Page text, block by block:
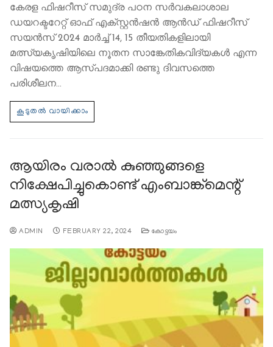
കേരള ഫിഷറീസ് സമുദ്ര പഠന സര്‍വകലാശാല
ഡയറക്ടറേറ്റ് ഓഫ് എക്സ്റ്റന്‍ഷന്‍ ആന്‍ഡ് ഫിഷറീസ്
സയന്‍സ് 2024 മാര്‍ച്ച് 14, 15 തീയതികളിലായി
മത്സ്യകൃഷിയിലെ നൂതന സാങ്കേതികവിദ്യകള്‍ എന്ന
വിഷയത്തെ ആസ്പദമാക്കി രണ്ടു ദിവസത്തെ
പരിശീലന…
ആയിരം വരാൽ കുഞ്ഞുങ്ങളെ
നിക്ഷേപിച്ചുകൊണ്ട് എംബാങ്ക്മെന്റ്
മത്സ്യകൃഷി
ADMIN FEBRUARY 22, 2024 കോട്ടയം